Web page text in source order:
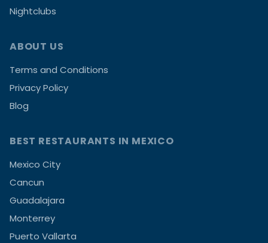
Nightclubs
ABOUT US
Terms and Conditions
Privacy Policy
Blog
BEST RESTAURANTS IN MEXICO
Mexico City
Cancun
Guadalajara
Monterrey
Puerto Vallarta